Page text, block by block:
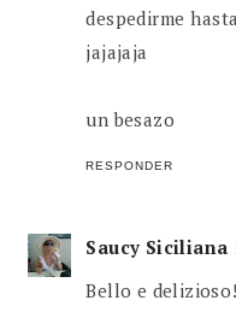
despedirme
jajajaja
un besazo
RESPONDER
Saucy Siciliana
Bello e